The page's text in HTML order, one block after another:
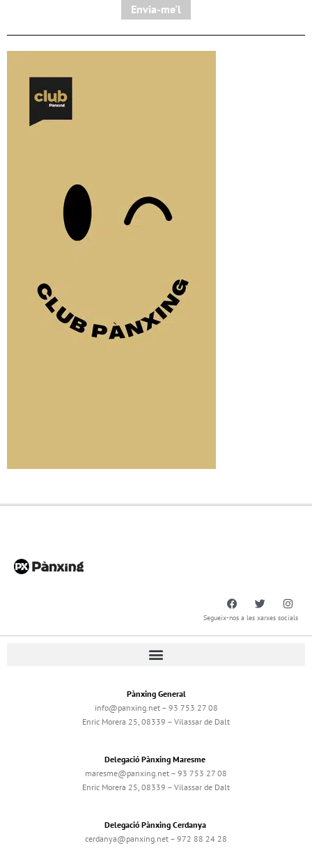
Envia-me'l
Segueix-nos a les xarxes socials
Pànxing General
info@panxing.net – 93 753 27 08
Enric Morera 25, 08339 – Vilassar de Dalt
Delegació Pànxing Maresme
maresme@panxing.net – 93 753 27 08
Enric Morera 25, 08339 – Vilassar de Dalt
Delegació Pànxing Cerdanya
cerdanya@panxing.net – 972 88 24 28